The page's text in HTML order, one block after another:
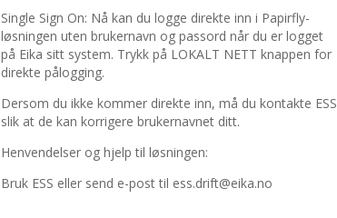
Single Sign On: Nå kan du logge direkte inn i Papirfly-
løsningen uten brukernavn og passord når du er logget
på Eika sitt system. Trykk på LOKALT NETT knappen for
direkte pålogging.
Dersom du ikke kommer direkte inn, må du kontakte ESS
slik at de kan korrigere brukernavnet ditt.
Henvendelser og hjelp til løsningen:
Bruk ESS eller send e-post til ess.drift@eika.no